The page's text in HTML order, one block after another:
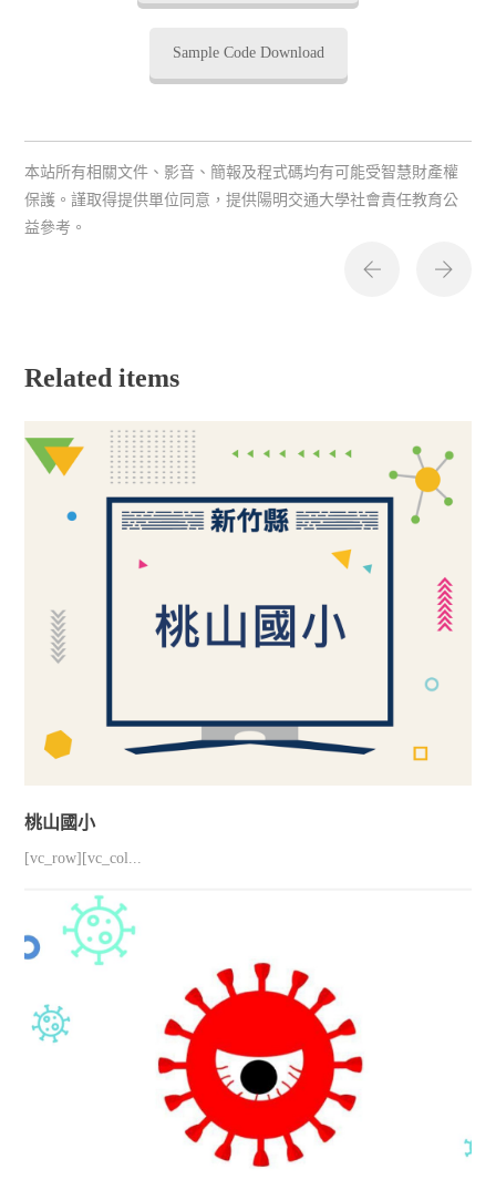
Sample Code Download
本站所有相關文件、影音、簡報及程式碼均有可能受智慧財產權
保護。謹取得提供單位同意，提供陽明交通大學社會責任教育公
益參考。
Related items
桃山國小
[vc_row][vc_col...